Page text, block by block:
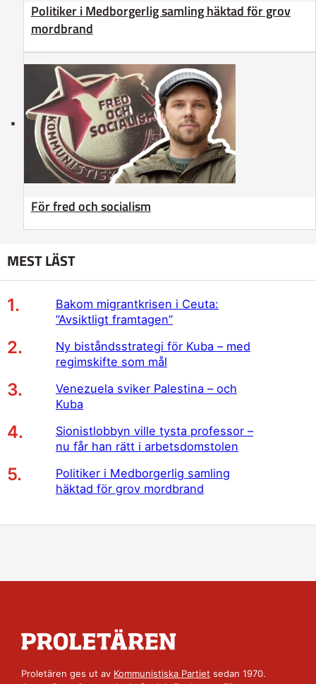
Politiker i Medborgerlig samling häktad för grov
mordbrand
För fred och socialism
MEST LÄST
Bakom migrantkrisen i Ceuta:
”Avsiktligt framtagen”
Ny biståndsstrategi för Kuba – med
regimskifte som mål
Venezuela sviker Palestina – och
Kuba
Sionistlobbyn ville tysta professor –
nu får han rätt i arbetsdomstolen
Politiker i Medborgerlig samling
häktad för grov mordbrand
Proletären ges ut av Kommunistiska Partiet sedan 1970.